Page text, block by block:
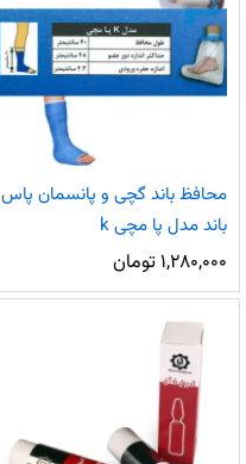
محافظ باند گچی و پانسمان پاس
باند مدل پا مچی k
۱,۲۸۰,۰۰۰ تومان